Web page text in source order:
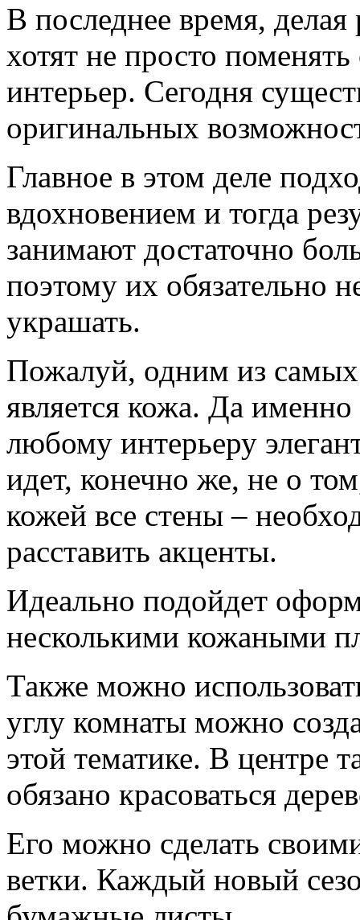
В последнее время,
хотят не просто
интерьер. Сегодня
оригинальных
Главное в этом деле
вдохновением и тогда
занимают достаточно
поэтому их обязательно
украшать.
Пожалуй, одним из
является кожа. Да именно
любому интерьеру
идет, конечно же, не о
кожей все стены –
расставить акценты.
Идеально подойдет
несколькими кожаными
Также можно
углу комнаты можно
этой тематике. В центре
обязано красоваться
Его можно сделать
ветки. Каждый новый